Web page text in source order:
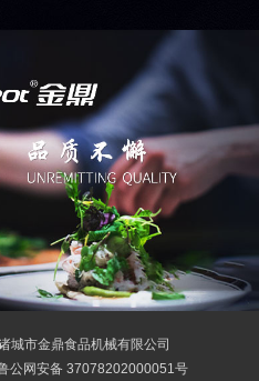
城市金鼎食品机械有限公司
公网安备 37078202000051号